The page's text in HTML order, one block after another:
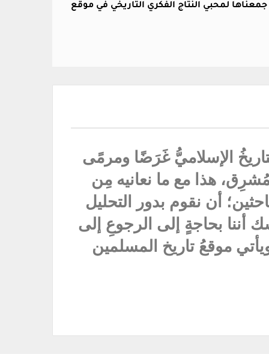
جمعناها لمحبي النتاج الفكري التاريخي في موقع
الإسلاميُّ غَرَضًا ومرمًى
هذا مع ما نعانيه مِن
أن نقوم بدور التحليل
أننا بحاجةٍ إلى الرجوعِ إلى
موقعُ تاريخ المسلمين